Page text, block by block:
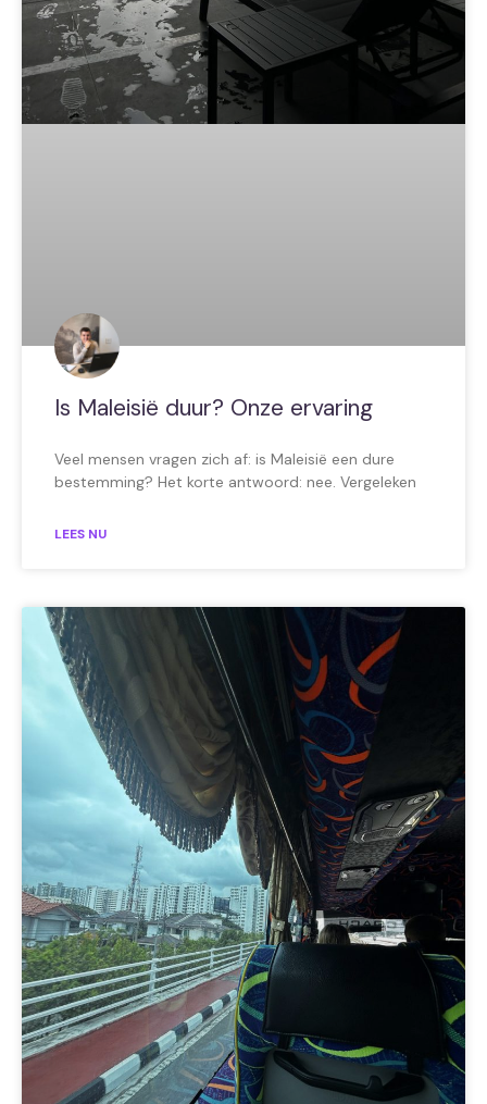
Is Maleisië duur? Onze ervaring
Veel mensen vragen zich af: is Maleisië een dure
bestemming? Het korte antwoord: nee. Vergeleken
LEES NU